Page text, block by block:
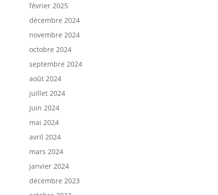
février 2025
décembre 2024
novembre 2024
octobre 2024
septembre 2024
août 2024
juillet 2024
juin 2024
mai 2024
avril 2024
mars 2024
janvier 2024
décembre 2023